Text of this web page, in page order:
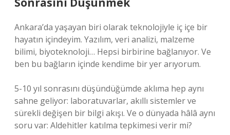
Ankara’da yaşayan biri olarak teknolojiyle iç içe bir
hayatın içindeyim. Yazılım, veri analizi, malzeme
bilimi, biyoteknoloji… Hepsi birbirine bağlanıyor. Ve
ben bu bağların içinde kendime bir yer arıyorum.
5-10 yıl sonrasını düşündüğümde aklıma hep aynı
sahne geliyor: laboratuvarlar, akıllı sistemler ve
sürekli değişen bir bilgi akışı. Ve o dünyada hâlâ aynı
soru var: Aldehitler katılma tepkimesi verir mi?